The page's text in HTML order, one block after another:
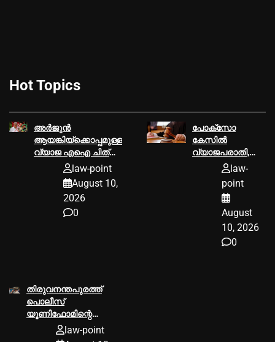
Hot Topics
അര്‍ജുൻ
ആയങ്കിയ്ക്കൊപ്പമുള്ള
വ്യാജ എഐ ചിത്രം,
നിയമനടപടിയുമായി
പി. ജയരാജൻ
law-point
August 10,
2026
0
പോക്സോ
കേസില്‍
വ്യാജപരാതി,
സന്ദേശങ്ങള്‍
ഫോറൻസിക്
പരിശോധനയ്ക്ക്
വിധേയമാക്കാൻ
ഹൈക്കോടതി
നിര്‍ദേശം,
law-
point
August
10, 2026
0
തിരുവനന്തപുരത്ത്
പൊലീസ്
യൂണിഫോമിന്റെ
പേരില്‍ വൻ തട്ടിപ്പ്;
പൊലീസുകാരനെതിരെ
law-point